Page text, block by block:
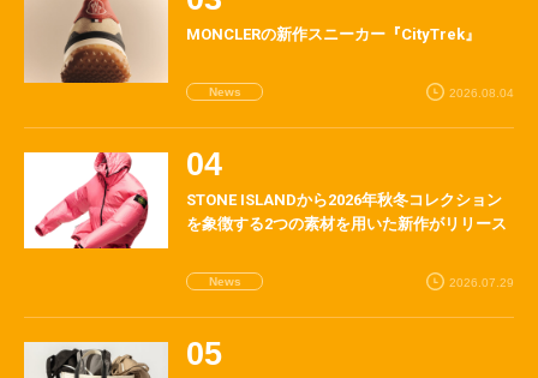
MONCLERの新作スニーカー『CityTrek』
News 2026.08.04
STONE ISLANDから2026年秋冬コレクション
を象徴する2つの素材を用いた新作がリリース
News 2026.07.29